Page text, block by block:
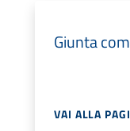
Giunta
VAI ALLA